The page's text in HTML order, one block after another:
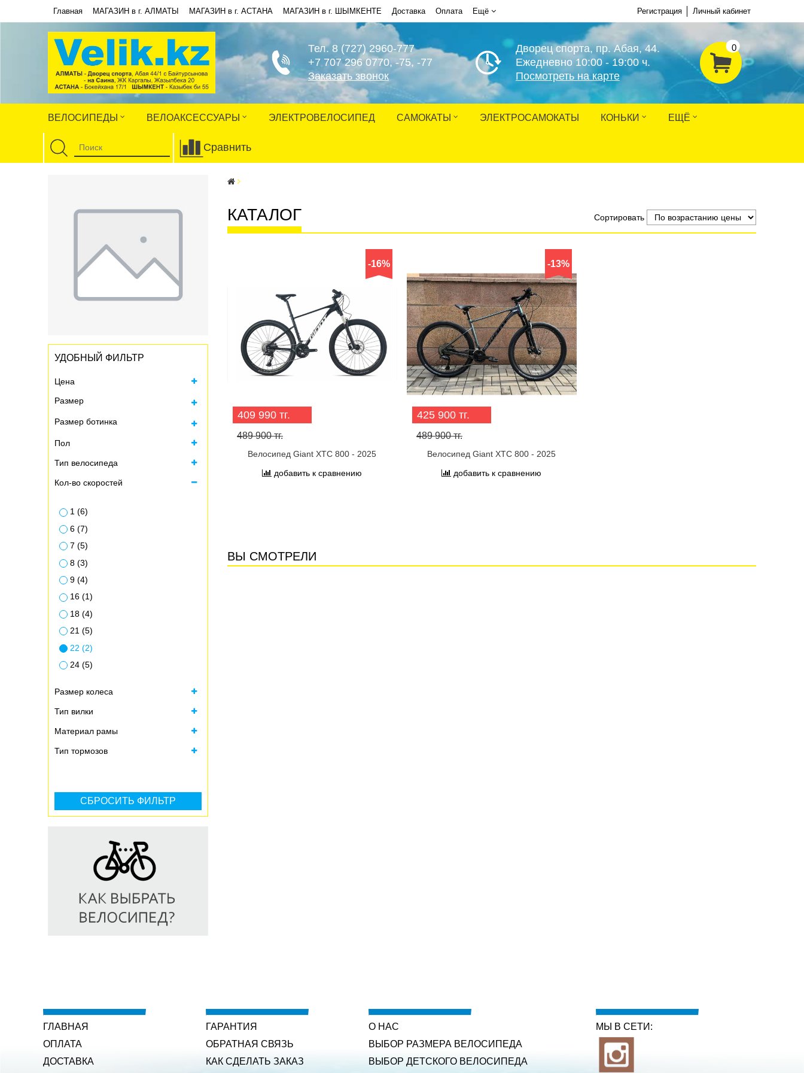
Главная МАГАЗИН в г. АЛМАТЫ МАГАЗИН в г. АСТАНА МАГАЗИН в г. ШЫМКЕНТЕ Доставка Оплата Ещё Регистрация Личный кабинет
Тел. 8 (727) 2960-777
+7 707 296 0770, -75, -77
Заказать звонок
Дворец спорта, пр. Абая, 44.
Ежедневно 10:00 - 19:00 ч.
Посмотреть на карте
0
ВЕЛОСИПЕДЫ ВЕЛОАКСЕССУАРЫ ЭЛЕКТРОВЕЛОСИПЕД САМОКАТЫ ЭЛЕКТРОСАМОКАТЫ КОНЬКИ ЕЩЁ
Сравнить
УДОБНЫЙ ФИЛЬТР
Цена
Размер
Все
L = рост 178-185 (2)
Размер ботинка
Все
Пол
Тип велосипеда
Кол-во скоростей
1 (6)
6 (7)
7 (5)
8 (3)
9 (4)
16 (1)
18 (4)
21 (5)
22 (2)
24 (5)
Размер колеса
Тип вилки
Материал рамы
Тип тормозов
КАТАЛОГ Сортировать
-16%
409 990 тг.
489 900 тг.
Велосипед Giant XTC 800 - 2025
добавить к сравнению
-13%
425 900 тг.
489 900 тг.
Велосипед Giant XTC 800 - 2025
добавить к сравнению
ВЫ СМОТРЕЛИ
ГЛАВНАЯ
ОПЛАТА
ДОСТАВКА
ГАРАНТИЯ
ОБРАТНАЯ СВЯЗЬ
КАК СДЕЛАТЬ ЗАКАЗ
О НАС
ВЫБОР РАЗМЕРА ВЕЛОСИПЕДА
ВЫБОР ДЕТСКОГО ВЕЛОСИПЕДА
МЫ В СЕТИ: